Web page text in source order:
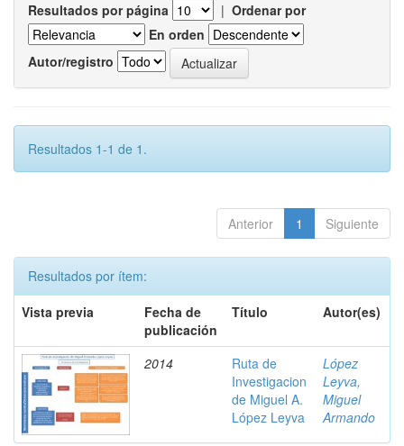
Resultados por página | Ordenar por
En orden
Autor/registro
Resultados 1-1 de 1.
Anterior 1 Siguiente
Resultados por ítem:
Vista previa
Fecha de
publicación
Título Autor(es)
2014
Ruta de
Investigacion
de Miguel A.
López Leyva
López
Leyva,
Miguel
Armando